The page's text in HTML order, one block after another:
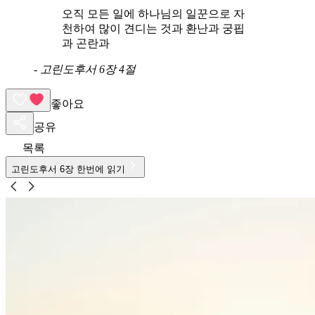
오직 모든 일에 하나님의 일꾼으로 자
천하여 많이 견디는 것과 환난과 궁핍
과 곤란과
- 고린도후서 6장 4절
좋아요
공유
목록
고린도후서 6장 한번에 읽기